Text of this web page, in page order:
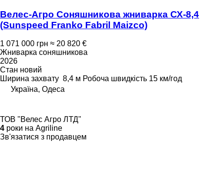
Велес-Агро Соняшникова жниварка СХ-8,4
(Sunspeed Franko Fabril Maizco)
1 071 000 грн ≈ 20 820 €
Жниварка соняшникова
2026
Стан новий
Ширина захвату 8,4 м Робоча швидкість 15 км/год
Україна, Одеса
ТОВ "Велес Агро ЛТД"
4 роки на Agriline
Зв'язатися з продавцем